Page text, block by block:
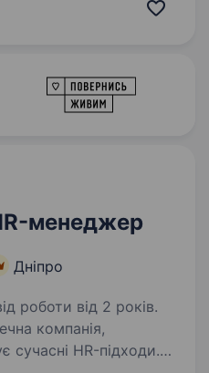
вже 10 років і
менеджер
Дніпро
роботи від 2 років.
HR-підходи.